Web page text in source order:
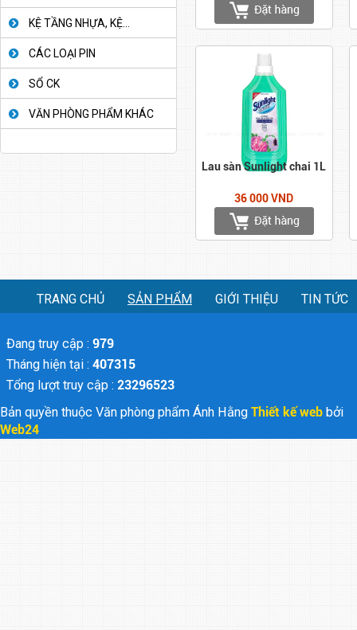
KỆ TẦNG NHỰA, KỆ...
CÁC LOẠI PIN
SỔ CK
VĂN PHÒNG PHẨM KHÁC
Lau sàn Sunlight chai 1L
36 000 VND
TRANG CHỦ SẢN PHẨM GIỚI THIỆU TIN TỨC
Đang truy cập : 979
Tháng hiện tại : 407315
Tổng lượt truy cập : 23296523
Bản quyền thuộc Văn phòng phẩm Ánh Hằng Thiết kế web bởi
Web24